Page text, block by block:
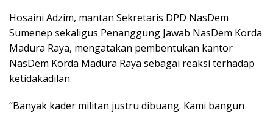
Hosaini Adzim, mantan Sekretaris DPD NasDem
Sumenep sekaligus Penanggung Jawab NasDem Korda
Madura Raya, mengatakan pembentukan kantor
NasDem Korda Madura Raya sebagai reaksi terhadap
ketidakadilan.
“Banyak kader militan justru dibuang. Kami bangun